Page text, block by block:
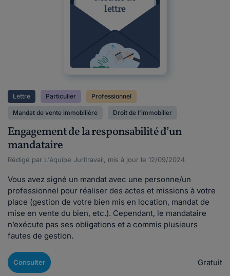
lettre
Lettre Particulier Professionnel
Mandat de vente immobilière Droit de l'immobilier
Engagement de la responsabilité d’un
mandataire
Rédigé par L'équipe Juritravail, mis à jour le 12/09/2024
Vous avez signé un mandat avec une personne/un
professionnel pour réaliser des actes et missions à votre
place (gestion de votre bien mis en location, mandat de
mise en vente du bien, etc.). Cependant, le mandataire
n’exécute pas ses obligations et a commis plusieurs
fautes de gestion.
Consulter Gratuit